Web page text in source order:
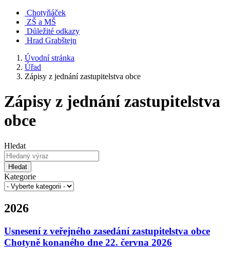
Chotyňáček
ZŠ a MŠ
Důležité odkazy
Hrad Grabštejn
Úvodní stránka
Úřad
Zápisy z jednání zastupitelstva obce
Zápisy z jednání zastupitelstva
obce
Hledat
Hledat
Kategorie
2026
Usnesení z veřejného zasedání zastupitelstva obce
Chotyně konaného dne 22. června 2026